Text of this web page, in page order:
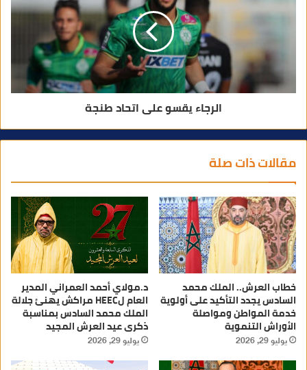
الرجاء يقسو على اتحاد طنجة
مقالات ذات صلة
خطاب العرش.. الملك محمد
السادس يجدد التأكيد على أولوية
خدمة المواطن ومواصلة
الأوراش التنموية
يوليو 29, 2026
د.مولاي أحمد العمراني المدير
العام لHEEC مراكش يهنئ جلالة
الملك محمد السادس بمناسبة
ذكرى عيد العرش المجيد
يوليو 29, 2026